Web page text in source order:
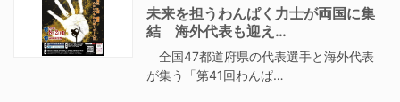
未来を担うわんぱく力士が両国に集
結 海外代表も迎え…
全国47都道府県の代表選手と海外代表
が集う「第41回わんぱ…